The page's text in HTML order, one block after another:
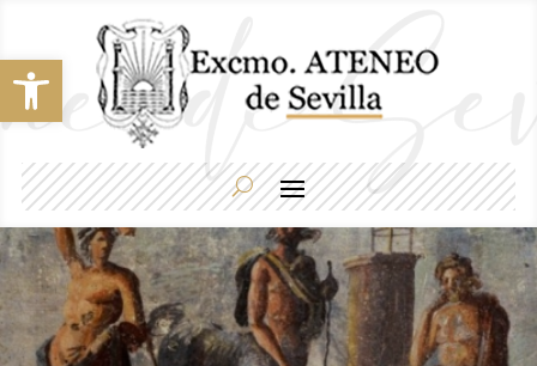
Abrir barra de herramientas